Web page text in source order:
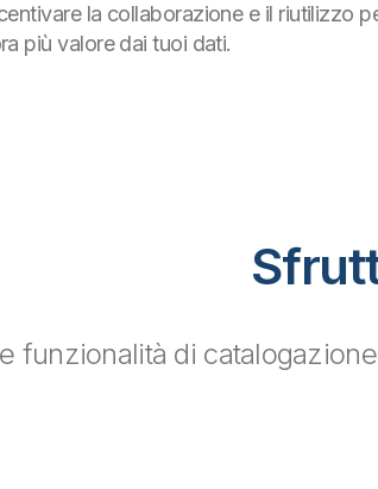
la collaborazione e il riutilizzo
più valore dai tuoi dati.
funzionalità di